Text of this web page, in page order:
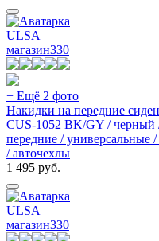
ULSA
магазин330
+ Ещё 2 фото
Накидки на передние
CUS-1052 BK/GY / черный
передние /
/ авточехлы
1 495 руб.
ULSA
магазин330